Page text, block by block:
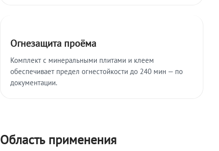
Огнезащита проёма
Комплект с минеральными плитами и клеем
обеспечивает предел огнестойкости до 240 мин — по
документации.
Область применения